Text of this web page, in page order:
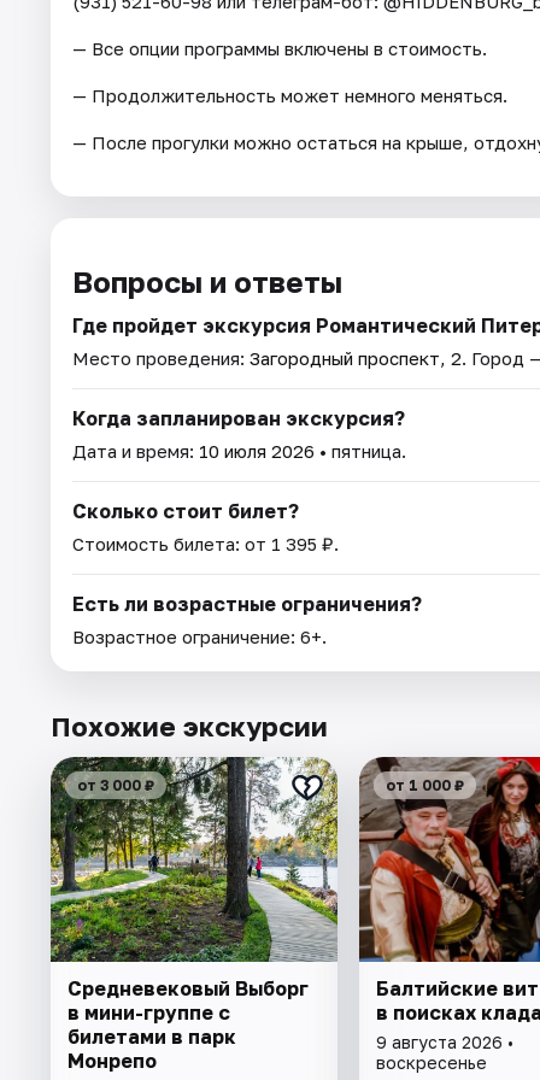
— Все опции программы включены в стоимость.
— Продолжительность может немного меняться.
— После прогулки можно остаться на крыше,
Вопросы и ответы
Где пройдет экскурсия Романтический
Место проведения: Загородный проспект, 2. Город
Когда запланирован экскурсия?
Дата и время: 10 июля 2026 • пятница.
Сколько стоит билет?
Стоимость билета: от 1 395 ₽.
Есть ли возрастные ограничения?
Возрастное ограничение: 6+.
Похожие экскурсии
от 3 000 ₽
Cредневековый Выборг
в мини-группе c
билетами в парк
Монрепо
от 1 000 ₽
Балтийские
в поисках
9 августа 2026 •
воскресенье